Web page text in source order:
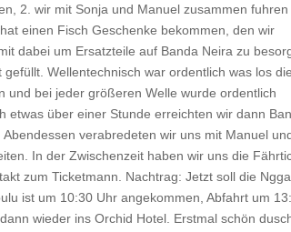
2. wir mit Sonja und Manuel zusammen
einen Fisch Geschenke bekommen, den wir
dabei um Ersatzteile auf Banda Neira zu
Wellentechnisch war ordentlich was los
und bei jeder größeren Welle wurde ordentlich
etwas über einer Stunde erreichten wir dann
verabredeten wir uns mit Manuel
In der Zwischenzeit haben wir uns die
zum Ticketmann. Nachtrag: Jetzt soll die
ist um 10:30 Uhr angekommen, Abfahrt um
wieder ins Orchid Hotel. Erstmal schön